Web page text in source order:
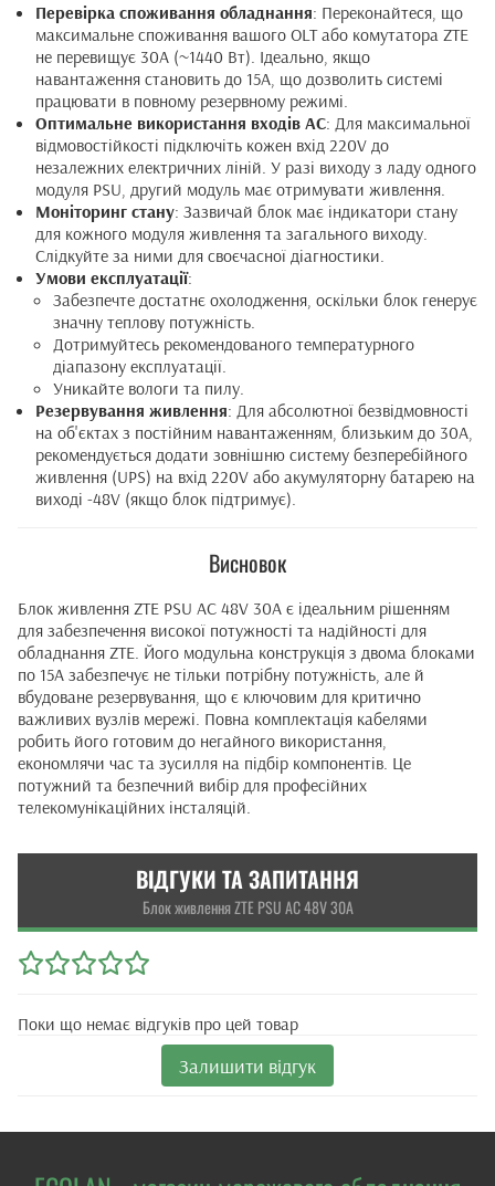
Перевірка споживання обладнання: Переконайтеся, що
максимальне споживання вашого OLT або комутатора ZTE
не перевищує 30А (~1440 Вт). Ідеально, якщо
навантаження становить до 15А, що дозволить системі
працювати в повному резервному режимі.
Оптимальне використання входів AC: Для максимальної
відмовостійкості підключіть кожен вхід 220V до
незалежних електричних ліній. У разі виходу з ладу одного
модуля PSU, другий модуль має отримувати живлення.
Моніторинг стану: Зазвичай блок має індикатори стану
для кожного модуля живлення та загального виходу.
Слідкуйте за ними для своєчасної діагностики.
Умови експлуатації:
Забезпечте достатнє охолодження, оскільки блок генерує
значну теплову потужність.
Дотримуйтесь рекомендованого температурного
діапазону експлуатації.
Уникайте вологи та пилу.
Резервування живлення: Для абсолютної безвідмовності
на об'єктах з постійним навантаженням, близьким до 30А,
рекомендується додати зовнішню систему безперебійного
живлення (UPS) на вхід 220V або акумуляторну батарею на
виході -48V (якщо блок підтримує).
Висновок
Блок живлення ZTE PSU AC 48V 30A є ідеальним рішенням
для забезпечення високої потужності та надійності для
обладнання ZTE. Його модульна конструкція з двома блоками
по 15А забезпечує не тільки потрібну потужність, але й
вбудоване резервування, що є ключовим для критично
важливих вузлів мережі. Повна комплектація кабелями
робить його готовим до негайного використання,
економлячи час та зусилля на підбір компонентів. Це
потужний та безпечний вибір для професійних
телекомунікаційних інсталяцій.
ВІДГУКИ ТА ЗАПИТАННЯ
Блок живлення ZTE PSU AC 48V 30A
Поки що немає відгуків про цей товар
Залишити відгук